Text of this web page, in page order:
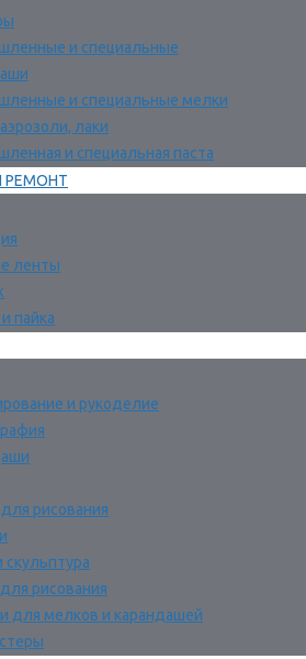
и специальные
и специальные мелки
лаки
и специальная паста
РЕМОНТ
ленты
пайка
и рукоделие
рисования
скульптура
рисования
для мелков и карандашей